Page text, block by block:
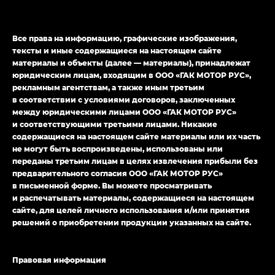
LOUNGE
Empow — Эмпау (Empow) в комплектации
Джи Эс — GS, Джи Эль с элементы экстерьера
в спортивном стиле — GL(S-Style)
Все права на информацию, графические изображения,
тексты и иные содержащиеся на настоящем сайте
материалы и объекты (далее — материалы), принадлежат
юридическим лицам, входящим в ООО «ГАК МОТОР РУС»,
рекламным агентствам, а также иным третьим
в соответствии с условиями договоров, заключенных
между юридическими лицами ООО «ГАК МОТОР РУС»
и соответствующими третьими лицами. Никакие
содержащиеся на настоящем сайте материалы или их часть
не могут быть воспроизведены, использованы или
переданы третьим лицам в целях извлечения прибыли без
предварительного согласия ООО «ГАК МОТОР РУС»
в письменной форме. Вы можете просматривать
и распечатывать материалы, содержащиеся на настоящем
сайте, для целей личного использования и/или принятия
решений о приобретении продукции указанных на сайте.
Правовая информация